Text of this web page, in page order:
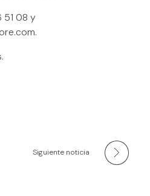
51 08 y
Siguiente noticia